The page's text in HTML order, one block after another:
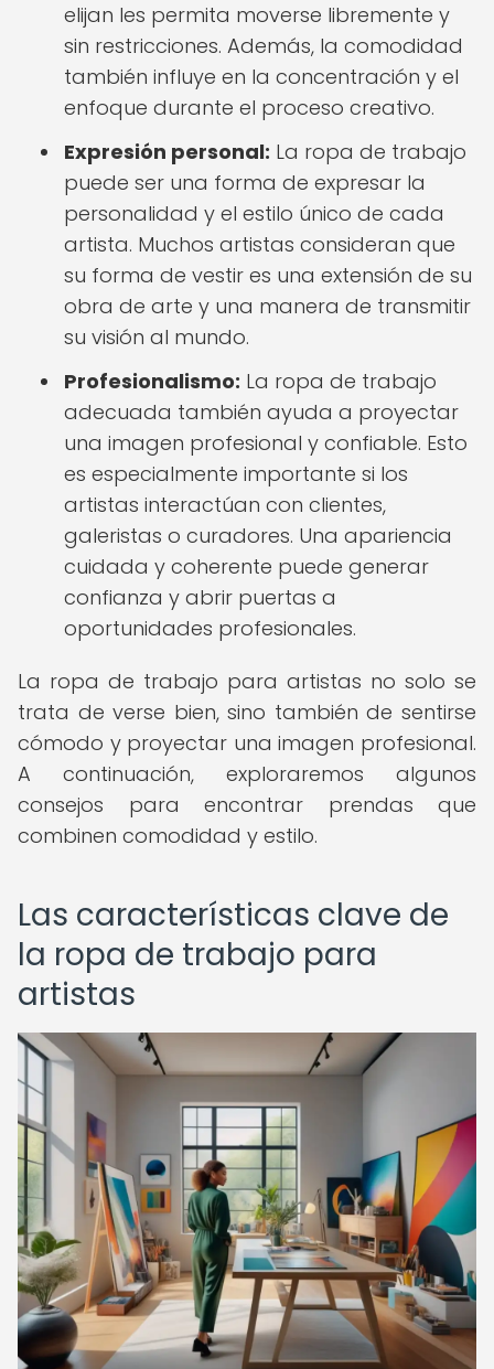
elijan les permita moverse libremente y
sin restricciones. Además, la comodidad
también influye en la concentración y el
enfoque durante el proceso creativo.
Expresión personal: La ropa de trabajo
puede ser una forma de expresar la
personalidad y el estilo único de cada
artista. Muchos artistas consideran que
su forma de vestir es una extensión de su
obra de arte y una manera de transmitir
su visión al mundo.
Profesionalismo: La ropa de trabajo
adecuada también ayuda a proyectar
una imagen profesional y confiable. Esto
es especialmente importante si los
artistas interactúan con clientes,
galeristas o curadores. Una apariencia
cuidada y coherente puede generar
confianza y abrir puertas a
oportunidades profesionales.
La ropa de trabajo para artistas no solo se
trata de verse bien, sino también de sentirse
cómodo y proyectar una imagen profesional.
A continuación, exploraremos algunos
consejos para encontrar prendas que
combinen comodidad y estilo.
Las características clave de
la ropa de trabajo para
artistas